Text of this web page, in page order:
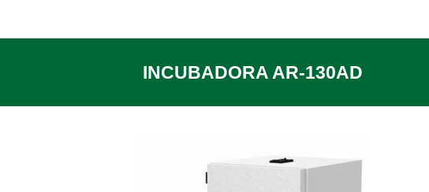
INCUBADORA AR-130AD